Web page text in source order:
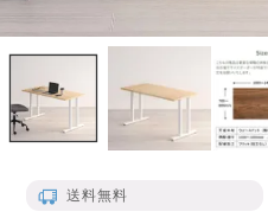
送料無料